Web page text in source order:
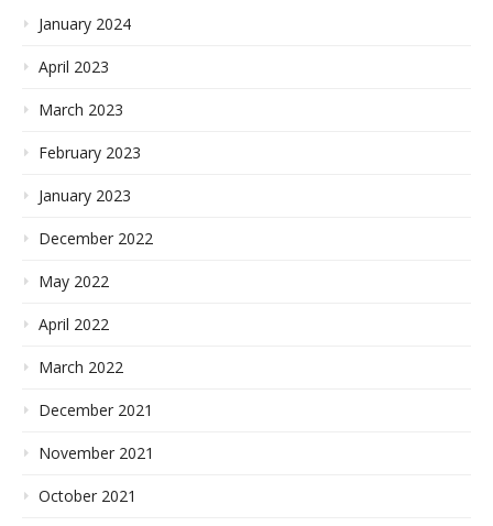
January 2024
April 2023
March 2023
February 2023
January 2023
December 2022
May 2022
April 2022
March 2022
December 2021
November 2021
October 2021